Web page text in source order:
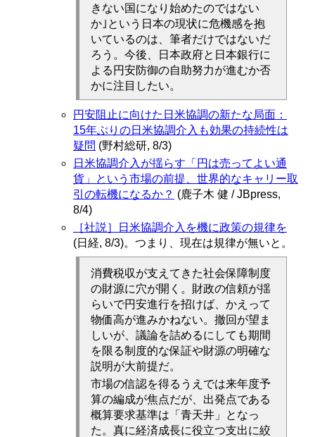
きない国になり始めたのではない
か｣という日本の現状に危機感を抱
いているのは、筆者だけではないだ
ろう。今後、日本政府と日本銀行に
よる円安防御の自助努力が進むか否
かに注目したい。
円安阻止に向けた日米協調の新たな局面：
15年ぶりの日米協調介入も効果の持続性は
疑問 (野村総研, 8/3)
日米協調介入が揺らす「円は売ってよい通
貨」という市場の前提、世界的なキャリー取
引の転機になるか？ (鹿子木 健 / JBpress,
8/4)
［社説］日米協調介入を機に政策の規律を
(日経, 8/3)。つまり、現在は規律が無いと。
消費税収が支えてきた社会保障制度
の財源に穴が開く。財政の信頼が揺
らいで円安進行を招けば、かえって
物価高が進みかねない。撤回が望ま
しいが、議論を詰めるにしても期間
を限る制度的な保証や財源の明確な
説明が大前提だ。
市場の信認を得るうえでは来年度予
算の編成が焦点だが、出発点である
概算要求基準は「青天井」となっ
た。真に経済成長に役立つ支出に絞